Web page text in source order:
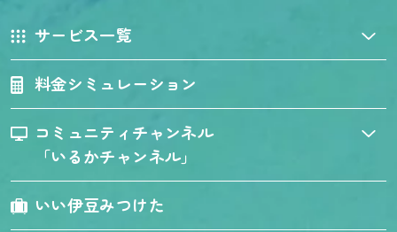
サービス一覧
料金シミュレーション
コミュニティチャンネル
「いるかチャンネル」
いい伊豆みつけた